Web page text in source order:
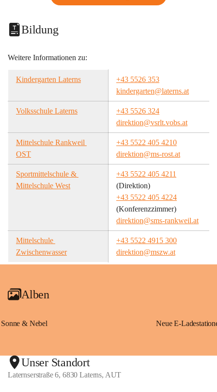
Bildung
Weitere Informationen zu:
Kindergarten Laterns
+43 5526 353
kindergarten@laterns.at
Volksschule Laterns
+43 5526 324
direktion@vsrlt.vobs.at
Mittelschule Rankweil
OST
+43 5522 405 4210
direktion@ms-rost.at
Sportmittelschule &
Mittelschule West
+43 5522 405 4211
(Direktion)
+43 5522 405 4224
(Konferenzzimmer)
direktion@sms-rankweil.at
Mittelschule
Zwischenwasser
+43 5522 4915 300
direktion@mszw.at
Alben
Sonne & Nebel
Unser Standort
Laternserstraße 6, 6830 Laterns, AUT